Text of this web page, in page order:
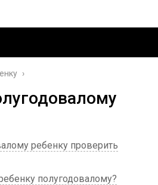
›
ребенку проверить
полугодовалому?